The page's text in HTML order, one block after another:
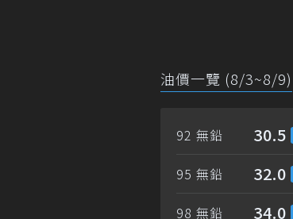
油價一覽 (8/3~8/9)
92 無鉛 30.5
95 無鉛 32.0
98 無鉛 34.0